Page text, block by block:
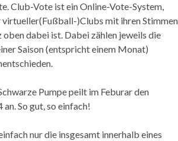
Club-Vote ist ein Online-Vote-System,
virtueller(Fußball-)Clubs mit ihren Stimmen
oben dabei ist. Dabei zählen jeweils die
Saison (entspricht einem Monat)
Pumpe peilt im Feburar den
So gut, so einfach!
nur die insgesamt innerhalb eines